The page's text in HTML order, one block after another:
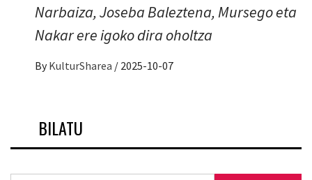
Narbaiza, Joseba Baleztena, Mursego eta
Nakar ere igoko dira oholtza
By KulturSharea / 2025-10-07
BILATU